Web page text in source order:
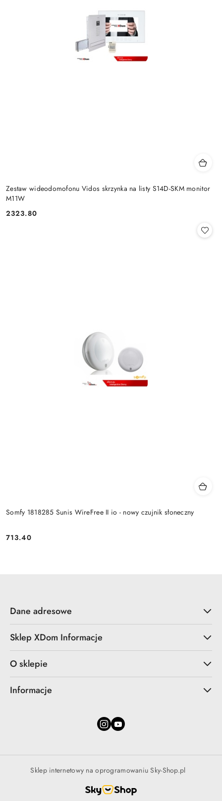
Zestaw wideodomofonu Vidos skrzynka na listy S14D-SKM monitor
M11W
Cena:
2323.80
Somfy 1818285 Sunis WireFree II io - nowy czujnik słoneczny
Cena:
713.40
Dane adresowe
Sklep XDom Informacje
O sklepie
Informacje
Sklep internetowy na oprogramowaniu Sky-Shop.pl